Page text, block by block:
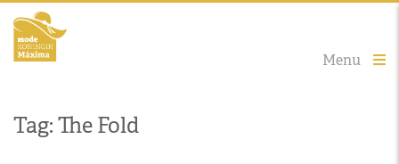
Menu
Tag: The Fold